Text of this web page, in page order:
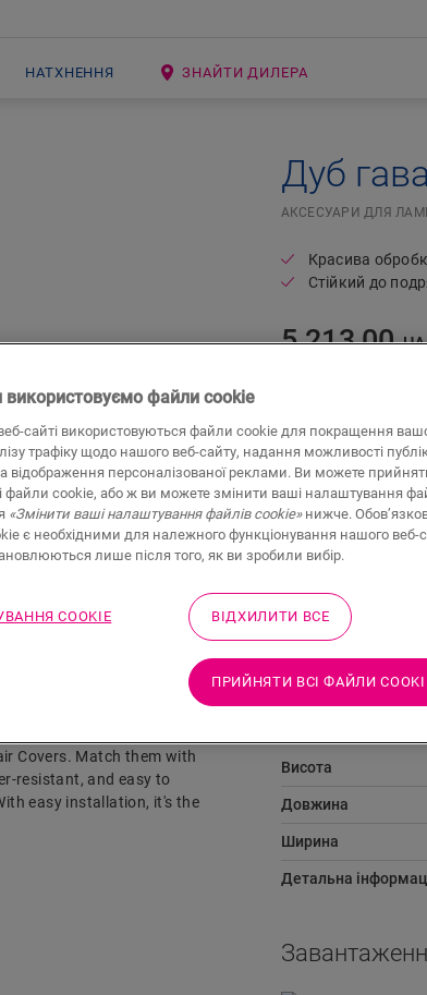
НАТХНЕННЯ ЗНАЙТИ ДИЛЕРА
Дуб
АКСЕСУАРИ ДЛЯ
Красива
Стійкий до
5 213,00
Covers. Match them with
resistant, and easy to
easy installation, it's the
Висота
Довжина
Ширина
Детальна
файли cookie
сайті використовуються файли cookie для покращення
трафіку щодо нашого веб-сайту, надання можливості
відображення персоналізованої реклами. Ви можете
файли cookie, або ж ви можете змінити ваші налаштування
«Змінити ваші налаштування файлів cookie»нижче.
є необхідними для належного функціонування нашого веб-
лише після того, як ви зробили вибір.
COOKIE ВІДХИЛИТИ ВСЕ
ПРИЙНЯТИ ВСІ ФАЙЛИ